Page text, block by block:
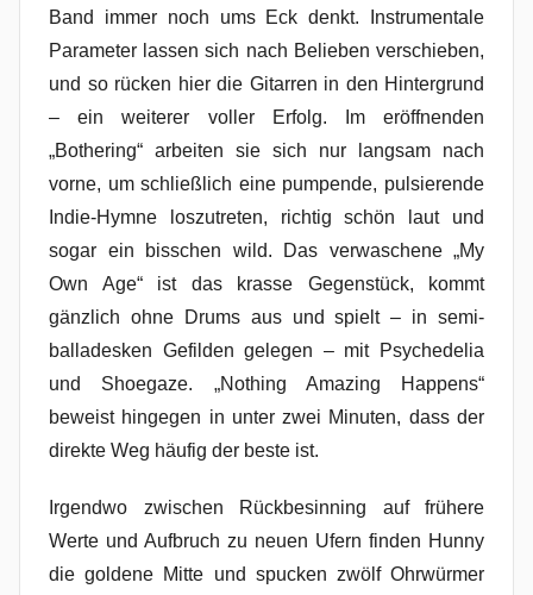
Band immer noch ums Eck denkt. Instrumentale
Parameter lassen sich nach Belieben verschieben,
und so rücken hier die Gitarren in den Hintergrund
– ein weiterer voller Erfolg. Im eröffnenden
„Bothering“ arbeiten sie sich nur langsam nach
vorne, um schließlich eine pumpende, pulsierende
Indie-Hymne loszutreten, richtig schön laut und
sogar ein bisschen wild. Das verwaschene „My
Own Age“ ist das krasse Gegenstück, kommt
gänzlich ohne Drums aus und spielt – in semi-
balladesken Gefilden gelegen – mit Psychedelia
und Shoegaze. „Nothing Amazing Happens“
beweist hingegen in unter zwei Minuten, dass der
direkte Weg häufig der beste ist.
Irgendwo zwischen Rückbesinning auf frühere
Werte und Aufbruch zu neuen Ufern finden Hunny
die goldene Mitte und spucken zwölf Ohrwürmer